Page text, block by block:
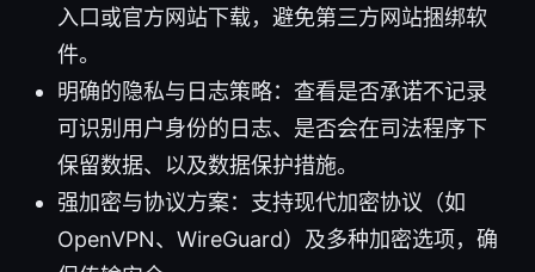
入口或官方网站下载，避免第三方网站捆绑软
件。
明确的隐私与日志策略：查看是否承诺不记录
可识别用户身份的日志、是否会在司法程序下
保留数据、以及数据保护措施。
强加密与协议方案：支持现代加密协议（如
OpenVPN、WireGuard）及多种加密选项，确